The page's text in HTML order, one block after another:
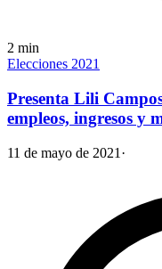
2 min
Elecciones 2021
Presenta Lili
empleos, ingresos y
11 de mayo de 2021 ·